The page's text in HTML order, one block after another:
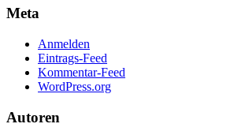
Meta
Anmelden
Eintrags-Feed
Kommentar-Feed
WordPress.org
Autoren